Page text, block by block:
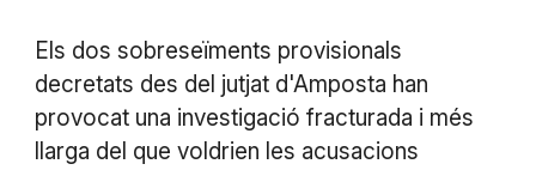
Els dos sobreseïments provisionals
decretats des del jutjat d'Amposta han
provocat una investigació fracturada i més
llarga del que voldrien les acusacions